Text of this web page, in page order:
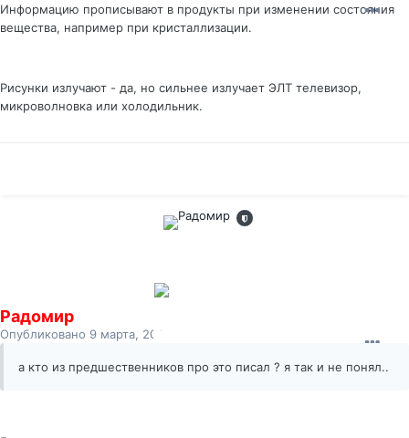
Информацию прописывают в продукты при изменении состояния
вещества, например при кристаллизации.
Рисунки излучают - да, но сильнее излучает ЭЛТ телевизор,
микроволновка или холодильник.
Радомир
Опубликовано 9 марта, 2011
а кто из предшественников про это писал ? я так и не понял..